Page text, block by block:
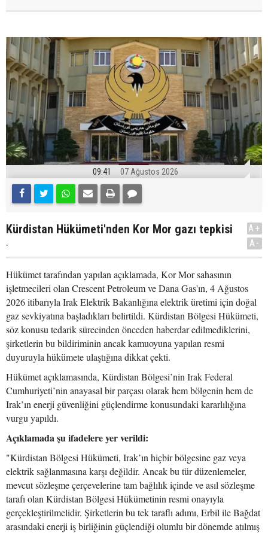
09:41 07 Ağustos 2026
Kürdistan Hükümeti'nden Kor Mor gazı tepkisi
.
A+
A-
Hükümet tarafından yapılan açıklamada, Kor Mor sahasının
işletmecileri olan Crescent Petroleum ve Dana Gas'ın, 4 Ağustos
2026 itibarıyla Irak Elektrik Bakanlığına elektrik üretimi için doğal
gaz sevkiyatına başladıkları belirtildi. Kürdistan Bölgesi Hükümeti,
söz konusu tedarik sürecinden önceden haberdar edilmediklerini,
şirketlerin bu bildiriminin ancak kamuoyuna yapılan resmi
duyuruyla hükümete ulaştığına dikkat çekti.
Hükümet açıklamasında, Kürdistan Bölgesi’nin Irak Federal
Cumhuriyeti’nin anayasal bir parçası olarak hem bölgenin hem de
Irak’ın enerji güvenliğini güçlendirme konusundaki kararlılığına
vurgu yapıldı.
Açıklamada şu ifadelere yer verildi:
"Kürdistan Bölgesi Hükümeti, Irak’ın hiçbir bölgesine gaz veya
elektrik sağlanmasına karşı değildir. Ancak bu tür düzenlemeler,
mevcut sözleşme çerçevelerine tam bağlılık içinde ve asıl sözleşme
tarafı olan Kürdistan Bölgesi Hükümetinin resmi onayıyla
gerçekleştirilmelidir. Şirketlerin bu tek taraflı adımı, Erbil ile Bağdat
arasındaki enerji iş birliğinin güçlendiği olumlu bir dönemde atılmış